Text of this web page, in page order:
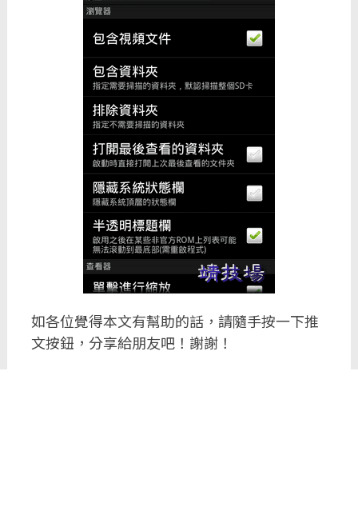
如各位覺得本文有幫助的話，請隨手按一下推
文按鈕，分享給朋友吧！謝謝！